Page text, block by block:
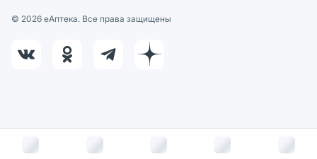
© 2026 eАптека. Все права защищены